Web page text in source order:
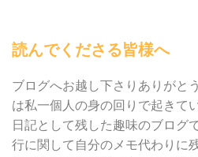
読んでくださる皆様へ
ブログへお越し下さりありがと
は私一個人の身の回りで起きて
日記として残した趣味のブログ
行に関して自分のメモ代わりに